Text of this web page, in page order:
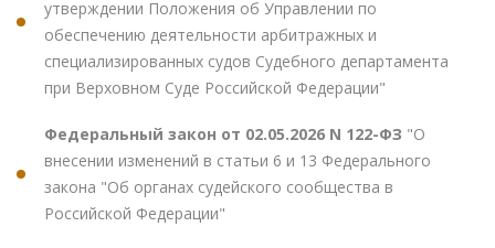
утверждении Положения об Управлении по
обеспечению деятельности арбитражных и
специализированных судов Судебного департамента
при Верховном Суде Российской Федерации"
Федеральный закон от 02.05.2026 N 122-ФЗ "О
внесении изменений в статьи 6 и 13 Федерального
закона "Об органах судейского сообщества в
Российской Федерации"